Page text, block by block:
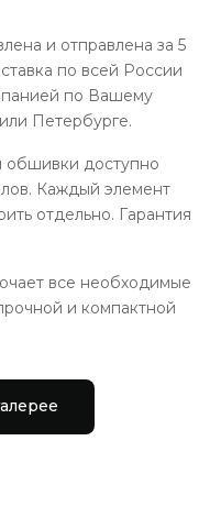
и отправлена за 5
по всей России
по Вашему
Петербурге.
обшивки доступно
Каждый элемент
отдельно. Гарантия
все необходимые
и компактной